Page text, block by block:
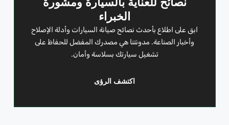
الخبراء
ابق على اطلاع بأحدث نصائح صيانة السيارات وأدلة الإصلاح
وأخبار الصناعة. مدونتنا هي مصدرك المفضل للحفاظ على
تشغيل سيارتك بسلاسة وأمان.
اكتشف الرؤى